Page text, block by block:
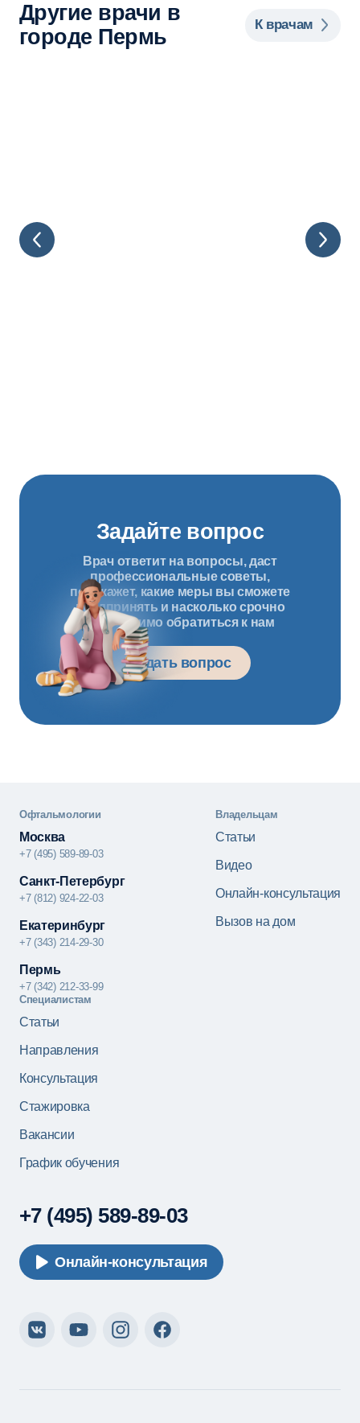
Другие врачи в
городе Пермь
К врачам
Задайте вопрос
Врач ответит на вопросы, даст
профессиональные советы,
подскажет, какие меры вы сможете
предпринять и насколько срочно
необходимо обратиться к нам
Задать вопрос
Офтальмологии
Москва
+7 (495) 589-89-03
Санкт-Петербург
+7 (812) 924-22-03
Екатеринбург
+7 (343) 214-29-30
Пермь
+7 (342) 212-33-99
Владельцам
Статьи
Видео
Онлайн-консультация
Вызов на дом
Специалистам
Статьи
Направления
Консультация
Стажировка
Вакансии
График обучения
+7 (495) 589-89-03
Онлайн-консультация